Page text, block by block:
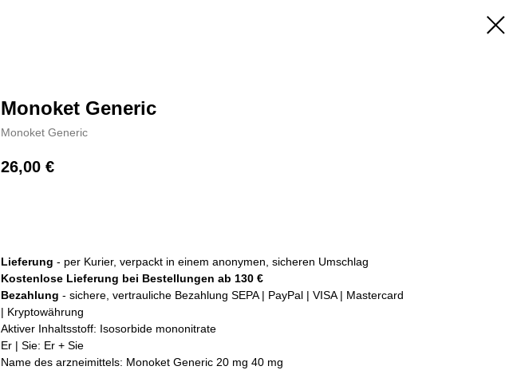
Monoket Generic
Monoket Generic
26,00 €
Lieferung - per Kurier, verpackt in einem anonymen, sicheren Umschlag
Kostenlose Lieferung bei Bestellungen ab 130 €
Bezahlung - sichere, vertrauliche Bezahlung SEPA | PayPal | VISA | Mastercard
| Kryptowährung
Aktiver Inhaltsstoff: Isosorbide mononitrate
Er | Sie: Er + Sie
Name des arzneimittels: Monoket Generic 20 mg 40 mg